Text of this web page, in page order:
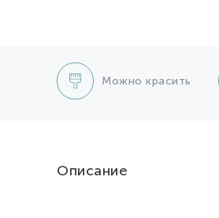
Можно красить
Описание